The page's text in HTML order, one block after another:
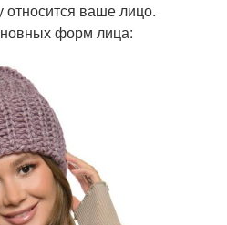
относится ваше лицо.
форм лица: